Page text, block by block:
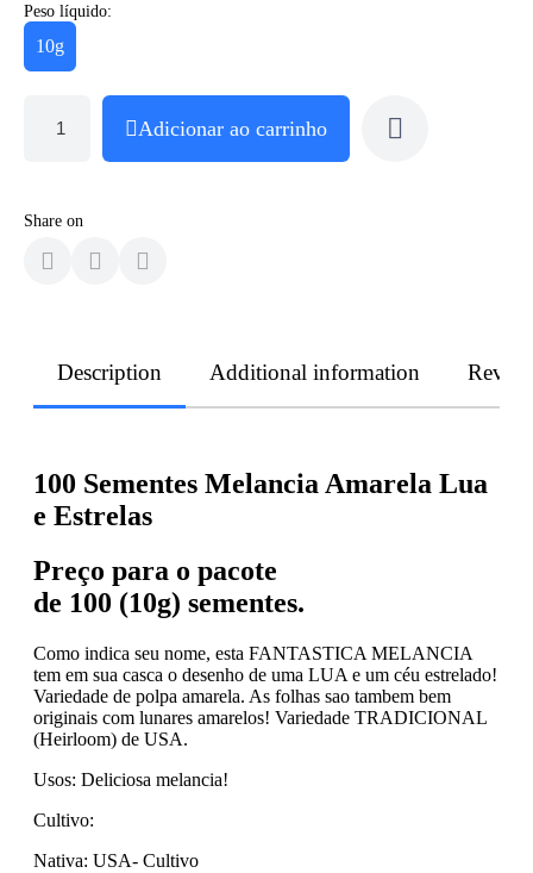
Peso líquido:
10g
Adicionar ao carrinho
Share on
Description Additional information
100 Sementes Melancia Amarela Lua
e Estrelas
Preço para o pacote
de 100 (10g) sementes.
Como indica seu nome, esta FANTASTICA MELANCIA
tem em sua casca o desenho de uma LUA e um céu estrelado!
Variedade de polpa amarela. As folhas sao tambem bem
originais com lunares amarelos! Variedade TRADICIONAL
(Heirloom) de USA.
Usos: Deliciosa melancia!
Cultivo:
Nativa: USA- Cultivo